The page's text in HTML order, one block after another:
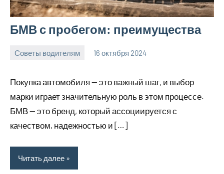
БМВ с пробегом: преимущества
Советы водителям 16 октября 2024
Покупка автомобиля — это важный шаг, и выбор
марки играет значительную роль в этом процессе.
БМВ — это бренд, который ассоциируется с
качеством, надежностью и […]
Читать далее